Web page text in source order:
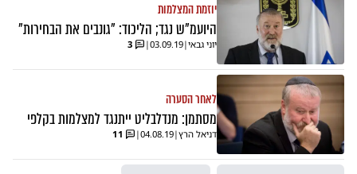
יוזמת המצלמות
היועמ"ש נגד; הליכוד: "גונבים את הבחירות"
יוני גבאי|
03.09.19
|
3
לאחר הסערה
מסתמן: מנדלבליט ייתנגד למצלמות בקלפי
דניאל הרץ|
04.08.19
|
11